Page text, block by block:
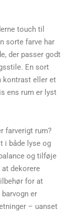
touch til
sorte farve har
der passer godt
En sort
kontrast eller et
ens rum er lyst
farverigt rum?
i både lyse og
og tilføje
dekorere
for at
er
– uanset